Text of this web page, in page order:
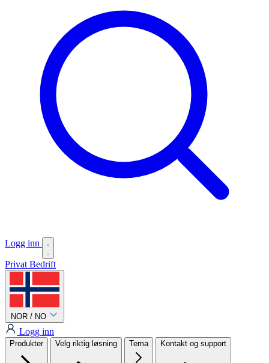
Logg inn
Privat Bedrift
NOR / NO
Logg inn
Produkter Velg riktig løsning Tema Kontakt og support